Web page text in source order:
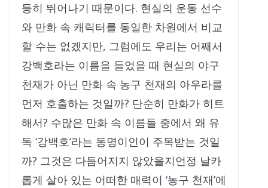
등히 뛰어나기 때문이다. 현실의 운동 선수
와 만화 속 캐릭터를 동일한 차원에서 비교
할 수는 없겠지만, 그럼에도 우리는 어째서
강백호라는 이름을 들었을 때 현실의 야구
천재가 아닌 만화 속 농구 천재의 아우라를
먼저 호출하는 것일까? 단순히 만화가 히트
해서? 수많은 만화 속 이름들 중에서 왜 유
독 ‘강백호’라는 동명이인이 주목받는 것일
까? 그것은 다듬어지지 않았을지언정 날카
롭게 살아 있는 어떠한 매력이 ‘농구 천재’에